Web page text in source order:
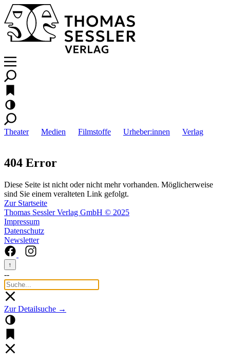
Theater Medien Filmstoffe Urheber:innen Verlag
404 Error
Diese Seite ist nicht oder nicht mehr vorhanden. Möglicherweise
sind Sie einem veralteten Link gefolgt.
Zur Startseite
Thomas Sessler Verlag GmbH © 2025
Impressum
Datenschutz
Newsletter
↑
--
Zur Detailsuche →